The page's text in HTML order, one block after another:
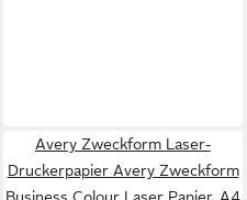
Avery Zweckform Laser-
Druckerpapier Avery Zweckform